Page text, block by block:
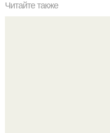
Читайте также